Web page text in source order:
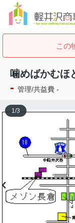
この
噛めばかむほ
- 管理/共益費 -
1/3